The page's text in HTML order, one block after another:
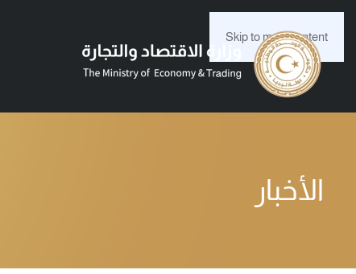
Skip to main content
الأخبار